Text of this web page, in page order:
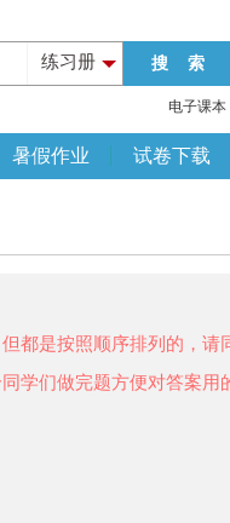
练习册
电子课本
暑假作业 试卷下载
都是按照顺序排列的，
学们做完题方便对答案用